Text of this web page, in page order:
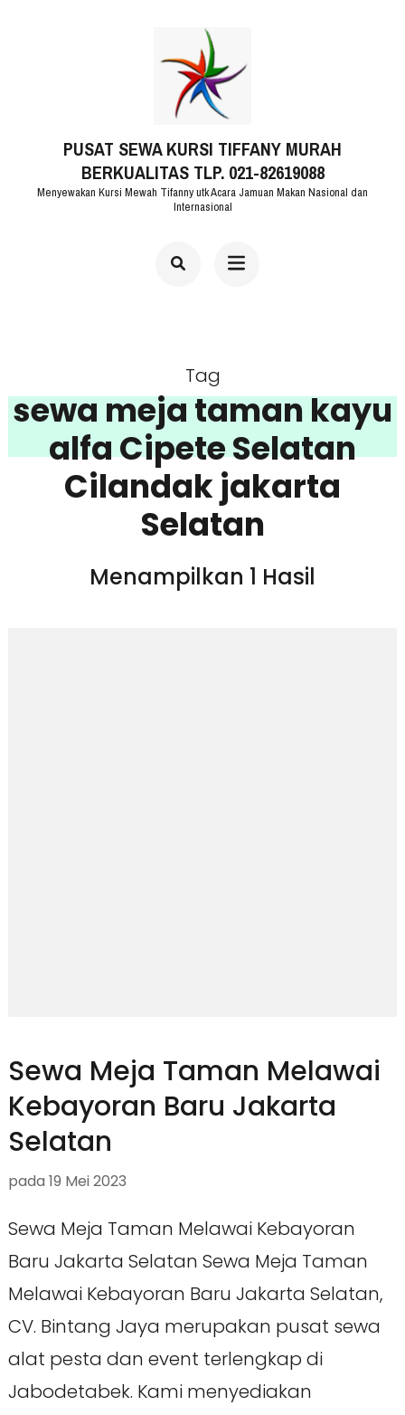
PUSAT SEWA KURSI TIFFANY MURAH
BERKUALITAS TLP. 021-82619088
Menyewakan Kursi Mewah Tifanny utk Acara Jamuan Makan Nasional dan
Internasional
Tag
sewa meja taman kayu
alfa Cipete Selatan
Cilandak jakarta
Selatan
Menampilkan 1 Hasil
Sewa Meja Taman Melawai
Kebayoran Baru Jakarta
Selatan
pada 19 Mei 2023
Sewa Meja Taman Melawai Kebayoran
Baru Jakarta Selatan Sewa Meja Taman
Melawai Kebayoran Baru Jakarta Selatan,
CV. Bintang Jaya merupakan pusat sewa
alat pesta dan event terlengkap di
Jabodetabek. Kami menyediakan